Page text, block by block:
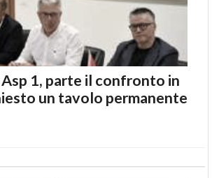
Asp 1, parte il confronto in
un tavolo permanente